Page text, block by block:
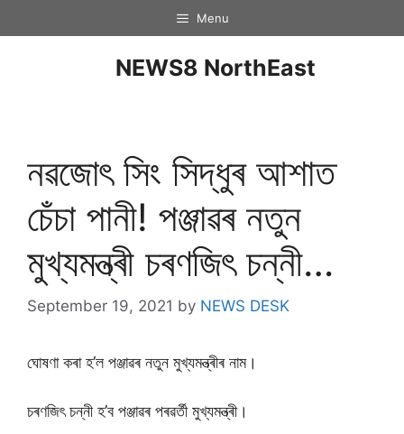
Menu
NEWS8 NorthEast
নৱজোৎ সিং সিদ্ধুৰ আশাত
চেঁচা পানী! পঞ্জাৱৰ নতুন
মুখ্যমন্ত্ৰী চৰণজিৎ চন্নী…
September 19, 2021 by NEWS DESK
ঘোষণা কৰা হ’ল পঞ্জাৱৰ নতুন মুখ্যমন্ত্ৰীৰ নাম।
চৰণজিৎ চন্নী হ’ব পঞ্জাৱৰ পৰৱৰ্তী মুখ্যমন্ত্ৰী।